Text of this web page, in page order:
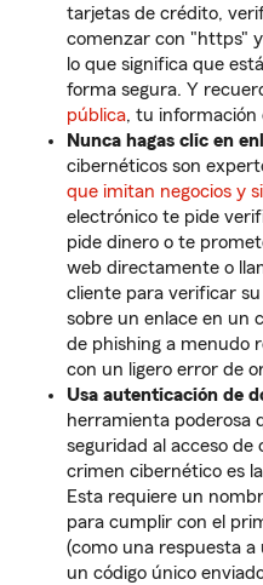
tarjetas de crédito,
comenzar con "https"
lo que significa que
forma segura. Y
pública, tu información
Nunca hagas clic en
cibernéticos son
que imitan negocios y
electrónico te pide
pide dinero o te
web directamente o
cliente para verificar
sobre un enlace en un
de phishing a menudo
con un ligero error de
Usa autenticación de
herramienta poderosa
seguridad al acceso de
crimen cibernético es
Esta requiere un
para cumplir con el
(como una respuesta
un código único